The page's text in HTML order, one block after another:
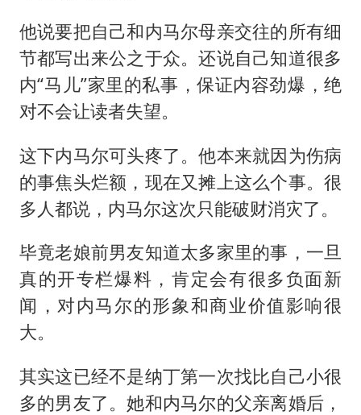
他说要把自己和内马尔母亲交往的所有细
节都写出来公之于众。还说自己知道很多
内“马儿”家里的私事，保证内容劲爆，绝
对不会让读者失望。
这下内马尔可头疼了。他本来就因为伤病
的事焦头烂额，现在又摊上这么个事。很
多人都说，内马尔这次只能破财消灾了。
毕竟老娘前男友知道太多家里的事，一旦
真的开专栏爆料，肯定会有很多负面新
闻，对内马尔的形象和商业价值影响很
大。
其实这已经不是纳丁第一次找比自己小很
多的男友了。她和内马尔的父亲离婚后，